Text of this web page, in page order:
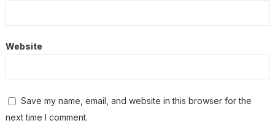
Website
Save my name, email, and website in this browser for the
next time I comment.